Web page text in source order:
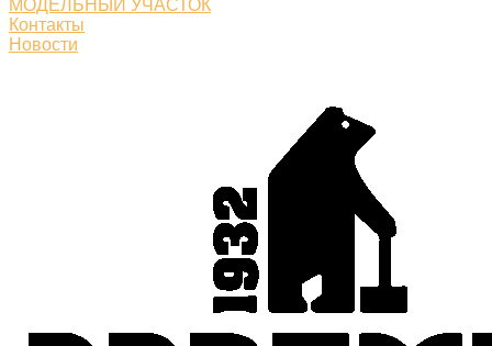
МОДЕЛЬНЫЙ УЧАСТОК
Контакты
Новости